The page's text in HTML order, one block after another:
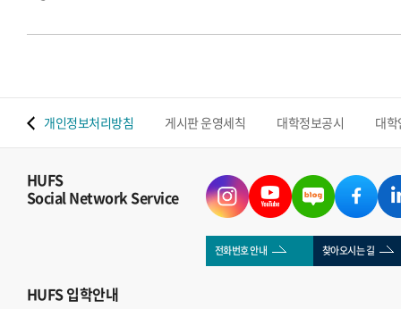
개인정보처리방침 게시판 운영세칙 대학정보공시 대
HUFS
Social Network Service
전화번호 안내 찾아오시는 길
HUFS입학안내